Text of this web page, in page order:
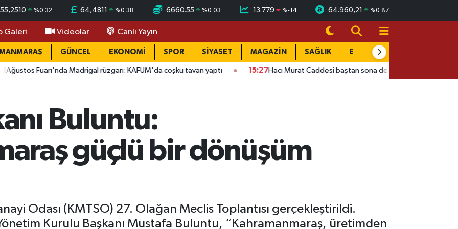
55,2510 %0.32 64,4811 %0.38 6660.55 %0.03 13.779 %-14 64.960,21 %0.87
Galeri Videolar Canlı Yayın
GÜNCEL EKONOMİ SPOR SİYASET MAGAZİN SAĞLIK EĞİTİM
Madrigal rüzgarı: KAFUM'da coşku tavan yaptı 15:27Hacı Murat Caddesi baştan sona değişiyor: Gece mesaisi başladı
Buluntu:
güçlü bir dönüşüm
Odası (KMTSO) 27. Olağan Meclis Toplantısı gerçekleştirildi.
Kurulu Başkanı Mustafa Buluntu, “Kahramanmaraş, üretimden